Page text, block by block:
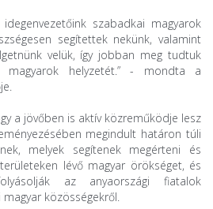
szabadkai magyarok
segítettek nekünk, valamint
velük, így jobban meg tudtuk
helyzetét.” - mondta a
a jövőben is aktív közreműködje lesz
megindult határon túli
melyek segítenek megérteni és
lévő magyar örökséget, és
az anyaországi fiatalok
közösségekről.